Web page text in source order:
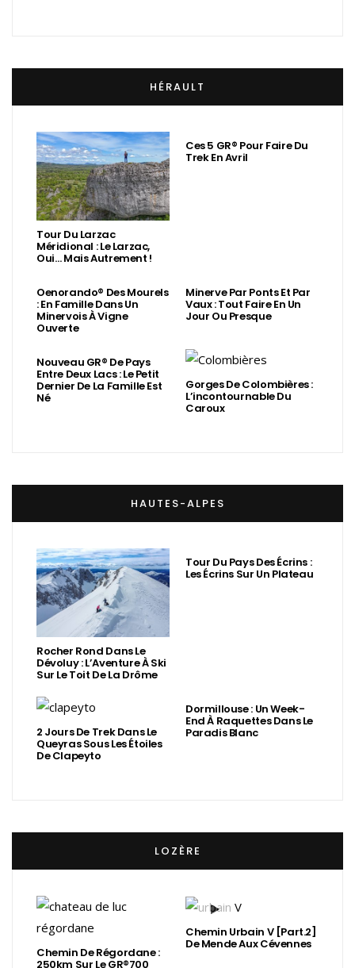
HÉRAULT
Tour Du Larzac
Méridional : Le Larzac,
Oui… Mais Autrement !
Ces 5 GR® Pour Faire Du
Trek En Avril
Oenorando® Des Mourels
: En Famille Dans Un
Minervois À Vigne
Ouverte
Minerve Par Ponts Et Par
Vaux : Tout Faire En Un
Jour Ou Presque
Nouveau GR® De Pays
Entre Deux Lacs : Le Petit
Dernier De La Famille Est
Né
Gorges De Colombières :
L’incontournable Du
Caroux
HAUTES-ALPES
Rocher Rond Dans Le
Dévoluy : L’Aventure À Ski
Sur Le Toit De La Drôme
Tour Du Pays Des Écrins :
Les Écrins Sur Un Plateau
2 Jours De Trek Dans Le
Queyras Sous Les Étoiles
De Clapeyto
Dormillouse : Un Week-
End À Raquettes Dans Le
Paradis Blanc
LOZÈRE
Chemin De Régordane :
250km Sur Le GR®700
Chemin Urbain V [Part.2]
De Mende Aux Cévennes